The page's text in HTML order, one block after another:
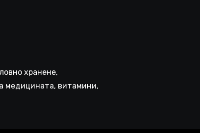
хранене,
медицината, витамини,